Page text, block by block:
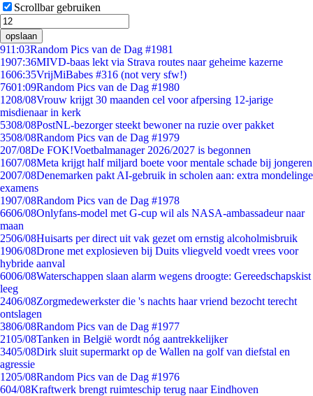
Scrollbar gebruiken
opslaan
911:03Random Pics van de Dag #1981
1907:36MIVD-baas lekt via Strava routes naar geheime kazerne
1606:35VrijMiBabes #316 (not very sfw!)
7601:09Random Pics van de Dag #1980
1208/08Vrouw krijgt 30 maanden cel voor afpersing 12-jarige
misdienaar in kerk
5308/08PostNL-bezorger steekt bewoner na ruzie over pakket
3508/08Random Pics van de Dag #1979
207/08De FOK!Voetbalmanager 2026/2027 is begonnen
1607/08Meta krijgt half miljard boete voor mentale schade bij jongeren
2007/08Denemarken pakt AI-gebruik in scholen aan: extra mondelinge
examens
1907/08Random Pics van de Dag #1978
6606/08Onlyfans-model met G-cup wil als NASA-ambassadeur naar
maan
2506/08Huisarts per direct uit vak gezet om ernstig alcoholmisbruik
1906/08Drone met explosieven bij Duits vliegveld voedt vrees voor
hybride aanval
6006/08Waterschappen slaan alarm wegens droogte: Gereedschapskist
leeg
2406/08Zorgmedewerkster die 's nachts haar vriend bezocht terecht
ontslagen
3806/08Random Pics van de Dag #1977
2105/08Tanken in België wordt nóg aantrekkelijker
3405/08Dirk sluit supermarkt op de Wallen na golf van diefstal en
agressie
1205/08Random Pics van de Dag #1976
604/08Kraftwerk brengt ruimteschip terug naar Eindhoven